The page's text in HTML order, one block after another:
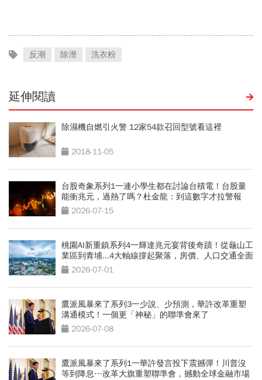
反潮 除溼 洗衣粉
延伸閱讀
除濕機自燃引火警 12家54款召回型號看這裡
2018-11-05
台股奇象系列1一連小學生都在討論台積電！台股量
能衝兆元，過熱了嗎？杜金龍：到這數字才拉警報
2026-07-15
桃園AI新重鎮系列4一輝達兆元宴背後奇蹟！從龜山工
業區到青埔...4大軸線撐起聚落，房價、人口交通全面
升級2026-07-01
鷹派風暴來了系列3一少說、少預測，華許改革重塑
溝通模式！一個更「神秘」的聯準會來了
2026-07-08
鷹派風暴來了系列1一華許發言投下震撼彈！川普沒
等到降息…改革大旗重塑聯準會，撼動全球金融市場